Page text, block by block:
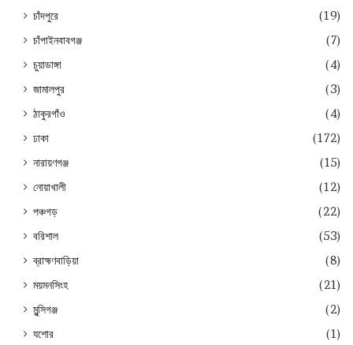
চাঁদপুরে
(19)
চাঁপাইনবাবগঞ্জ
(7)
চুয়াডাঙ্গা
(4)
জামালপুর
(3)
ঠাকুরগাঁও
(4)
ঢাকা
(172)
নারায়ণগঞ্জ
(15)
নোয়াখালী
(12)
পঞ্চগড়
(22)
বরিশাল
(53)
ব্রাহ্মণবাড়িয়া
(8)
ময়মনসিংহ
(21)
মুন্সিগঞ্জ
(2)
যশোর
(1)